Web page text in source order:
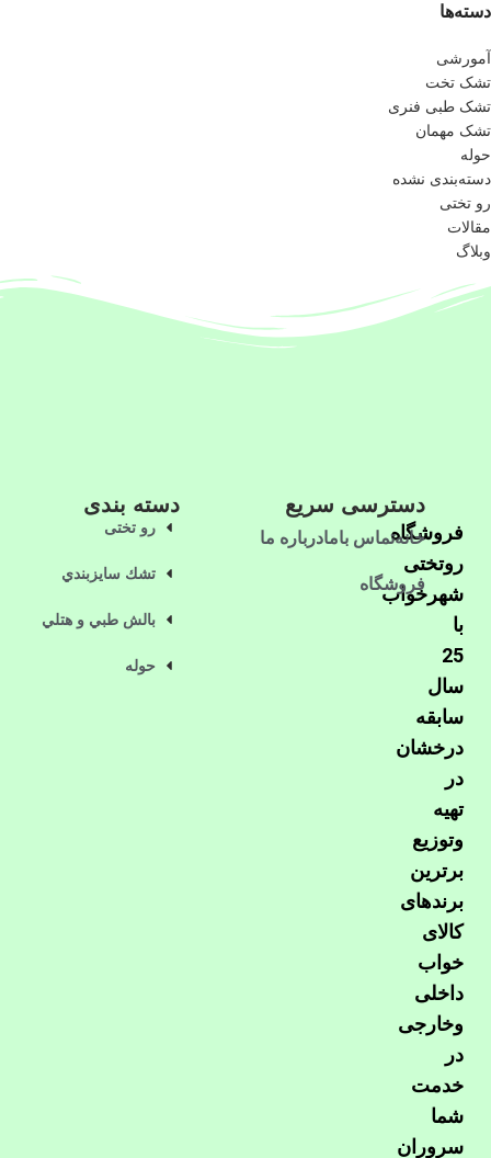
دسته‌ها
آمورشی
تشک تخت
تشک طبی فنری
تشک مهمان
حوله
دسته‌بندی نشده
رو تختی
مقالات
وبلاگ
فروشگاه
روتختی
شهرخواب
با
25
سال
سابقه
درخشان
در
تهیه
وتوزیع
برترین
برندهای
کالای
خواب
داخلی
وخارجی
در
خدمت
شما
سروران
دسترسی سریع
خانهتماس بامادرباره ما
فروشگاه
دسته بندی
رو تختی
تشك سايزبندي
بالش طبي و هتلي
حوله